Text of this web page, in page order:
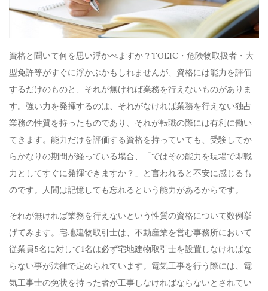
資格と聞いて何を思い浮かべますか？TOEIC・危険物取扱者・大
型免許等がすぐに浮かぶかもしれませんが、資格には能力を評価
するだけのものと、それが無ければ業務を行えないものがありま
す。強い力を発揮するのは、それがなければ業務を行えない独占
業務の性質を持ったものであり、それが転職の際には有利に働い
てきます。能力だけを評価する資格を持っていても、受験してか
らかなりの期間が経っている場合、「ではその能力を現場で即戦
力としてすぐに発揮できますか？」と言われると不安に感じるも
のです。人間は記憶しても忘れるという能力があるからです。
それが無ければ業務を行えないという性質の資格について数例挙
げてみます。宅地建物取引士は、不動産業を営む事務所において
従業員5名に対して1名は必ず宅地建物取引士を設置しなければな
らない事が法律で定められています。電気工事を行う際には、電
気工事士の免状を持った者が工事しなければならないとされてい